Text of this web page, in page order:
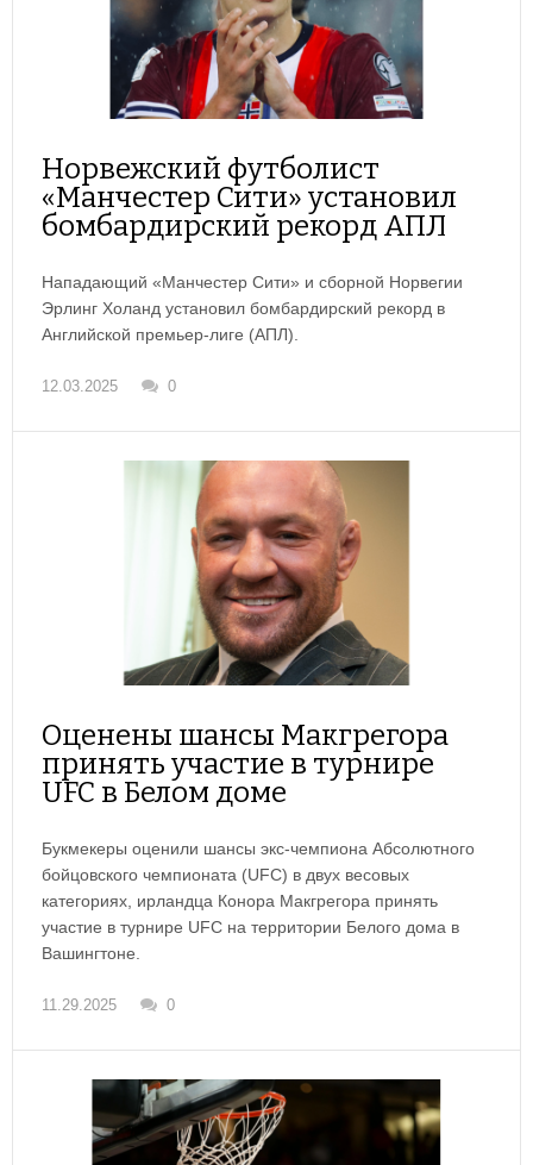
Норвежский футболист
«Манчестер Сити» установил
бомбардирский рекорд АПЛ
Нападающий «Манчестер Сити» и сборной Норвегии
Эрлинг Холанд установил бомбардирский рекорд в
Английской премьер-лиге (АПЛ).
12.03.2025 0
Оценены шансы Макгрегора
принять участие в турнире
UFC в Белом доме
Букмекеры оценили шансы экс-чемпиона Абсолютного
бойцовского чемпионата (UFC) в двух весовых
категориях, ирландца Конора Макгрегора принять
участие в турнире UFC на территории Белого дома в
Вашингтоне.
11.29.2025 0